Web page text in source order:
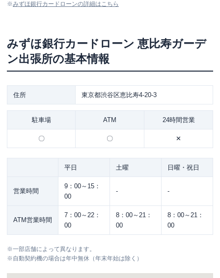
※みずほ銀行カードローンの詳細はこちら
みずほ銀行カードローン 恵比寿ガーデ
ン出張所の基本情報
住所 東京都渋谷区恵比寿4-20-3
駐車場 ATM 24時間営業
〇 〇 ✕
平日 土曜 日曜・祝日
営業時間
9：00～15：
00
- -
ATM営業時間
7：00～22：
00
8：00～21：
00
8：00～21：
00
※一部店舗によって異なります。
※自動契約機の場合は年中無休（年末年始は除く）